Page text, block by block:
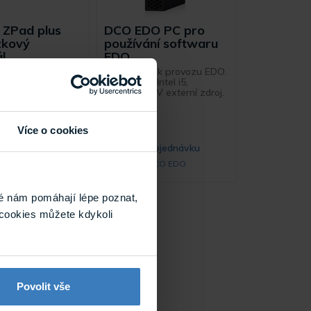
Více o cookies
nám pomáhají lépe poznat,
můžete kdykoli
Povolit vše
plus
s duální RFID
podporuje
13,56 MHz.
7"
displejem a ...
DCO EDO PC pro
používání softwaru
EDO
PC je určen k provozu EDO.
16GB RAM, Intel i5,
napájení 19V externí zdroj.
Na objednávku
DCO EDO